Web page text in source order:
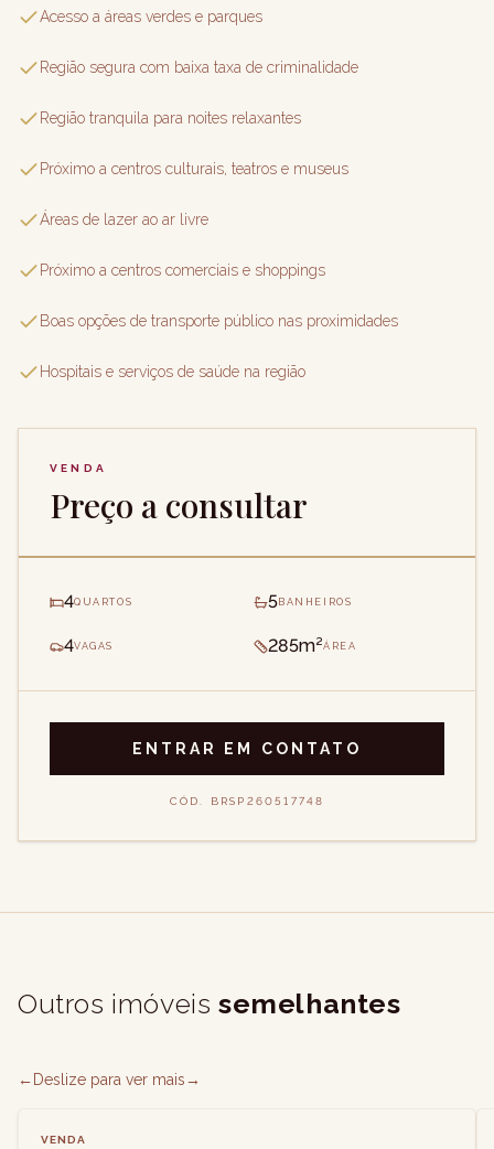
Acesso a áreas verdes e parques
Região segura com baixa taxa de criminalidade
Região tranquila para noites relaxantes
Próximo a centros culturais, teatros e museus
Áreas de lazer ao ar livre
Próximo a centros comerciais e shoppings
Boas opções de transporte público nas proximidades
Hospitais e serviços de saúde na região
VENDA
Preço a consultar
4QUARTOS 5 BANHEIROS
4VAGAS 285m²ÁREA
ENTRAR EM CONTATO
CÓD. BRSP260517748
Outros imóveis semelhantes
← Deslize para ver mais→
VENDA